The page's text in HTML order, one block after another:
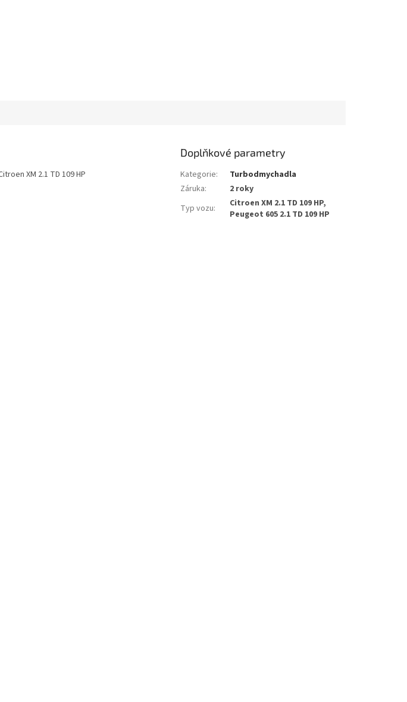
XM 2.1 TD 109 HP
Doplňkové parametry
Kategorie:
Turbodmychadla
Záruka:
2 roky
Typ vozu:
Citroen XM 2.1 TD 109 HP,
Peugeot 605 2.1 TD 109 HP